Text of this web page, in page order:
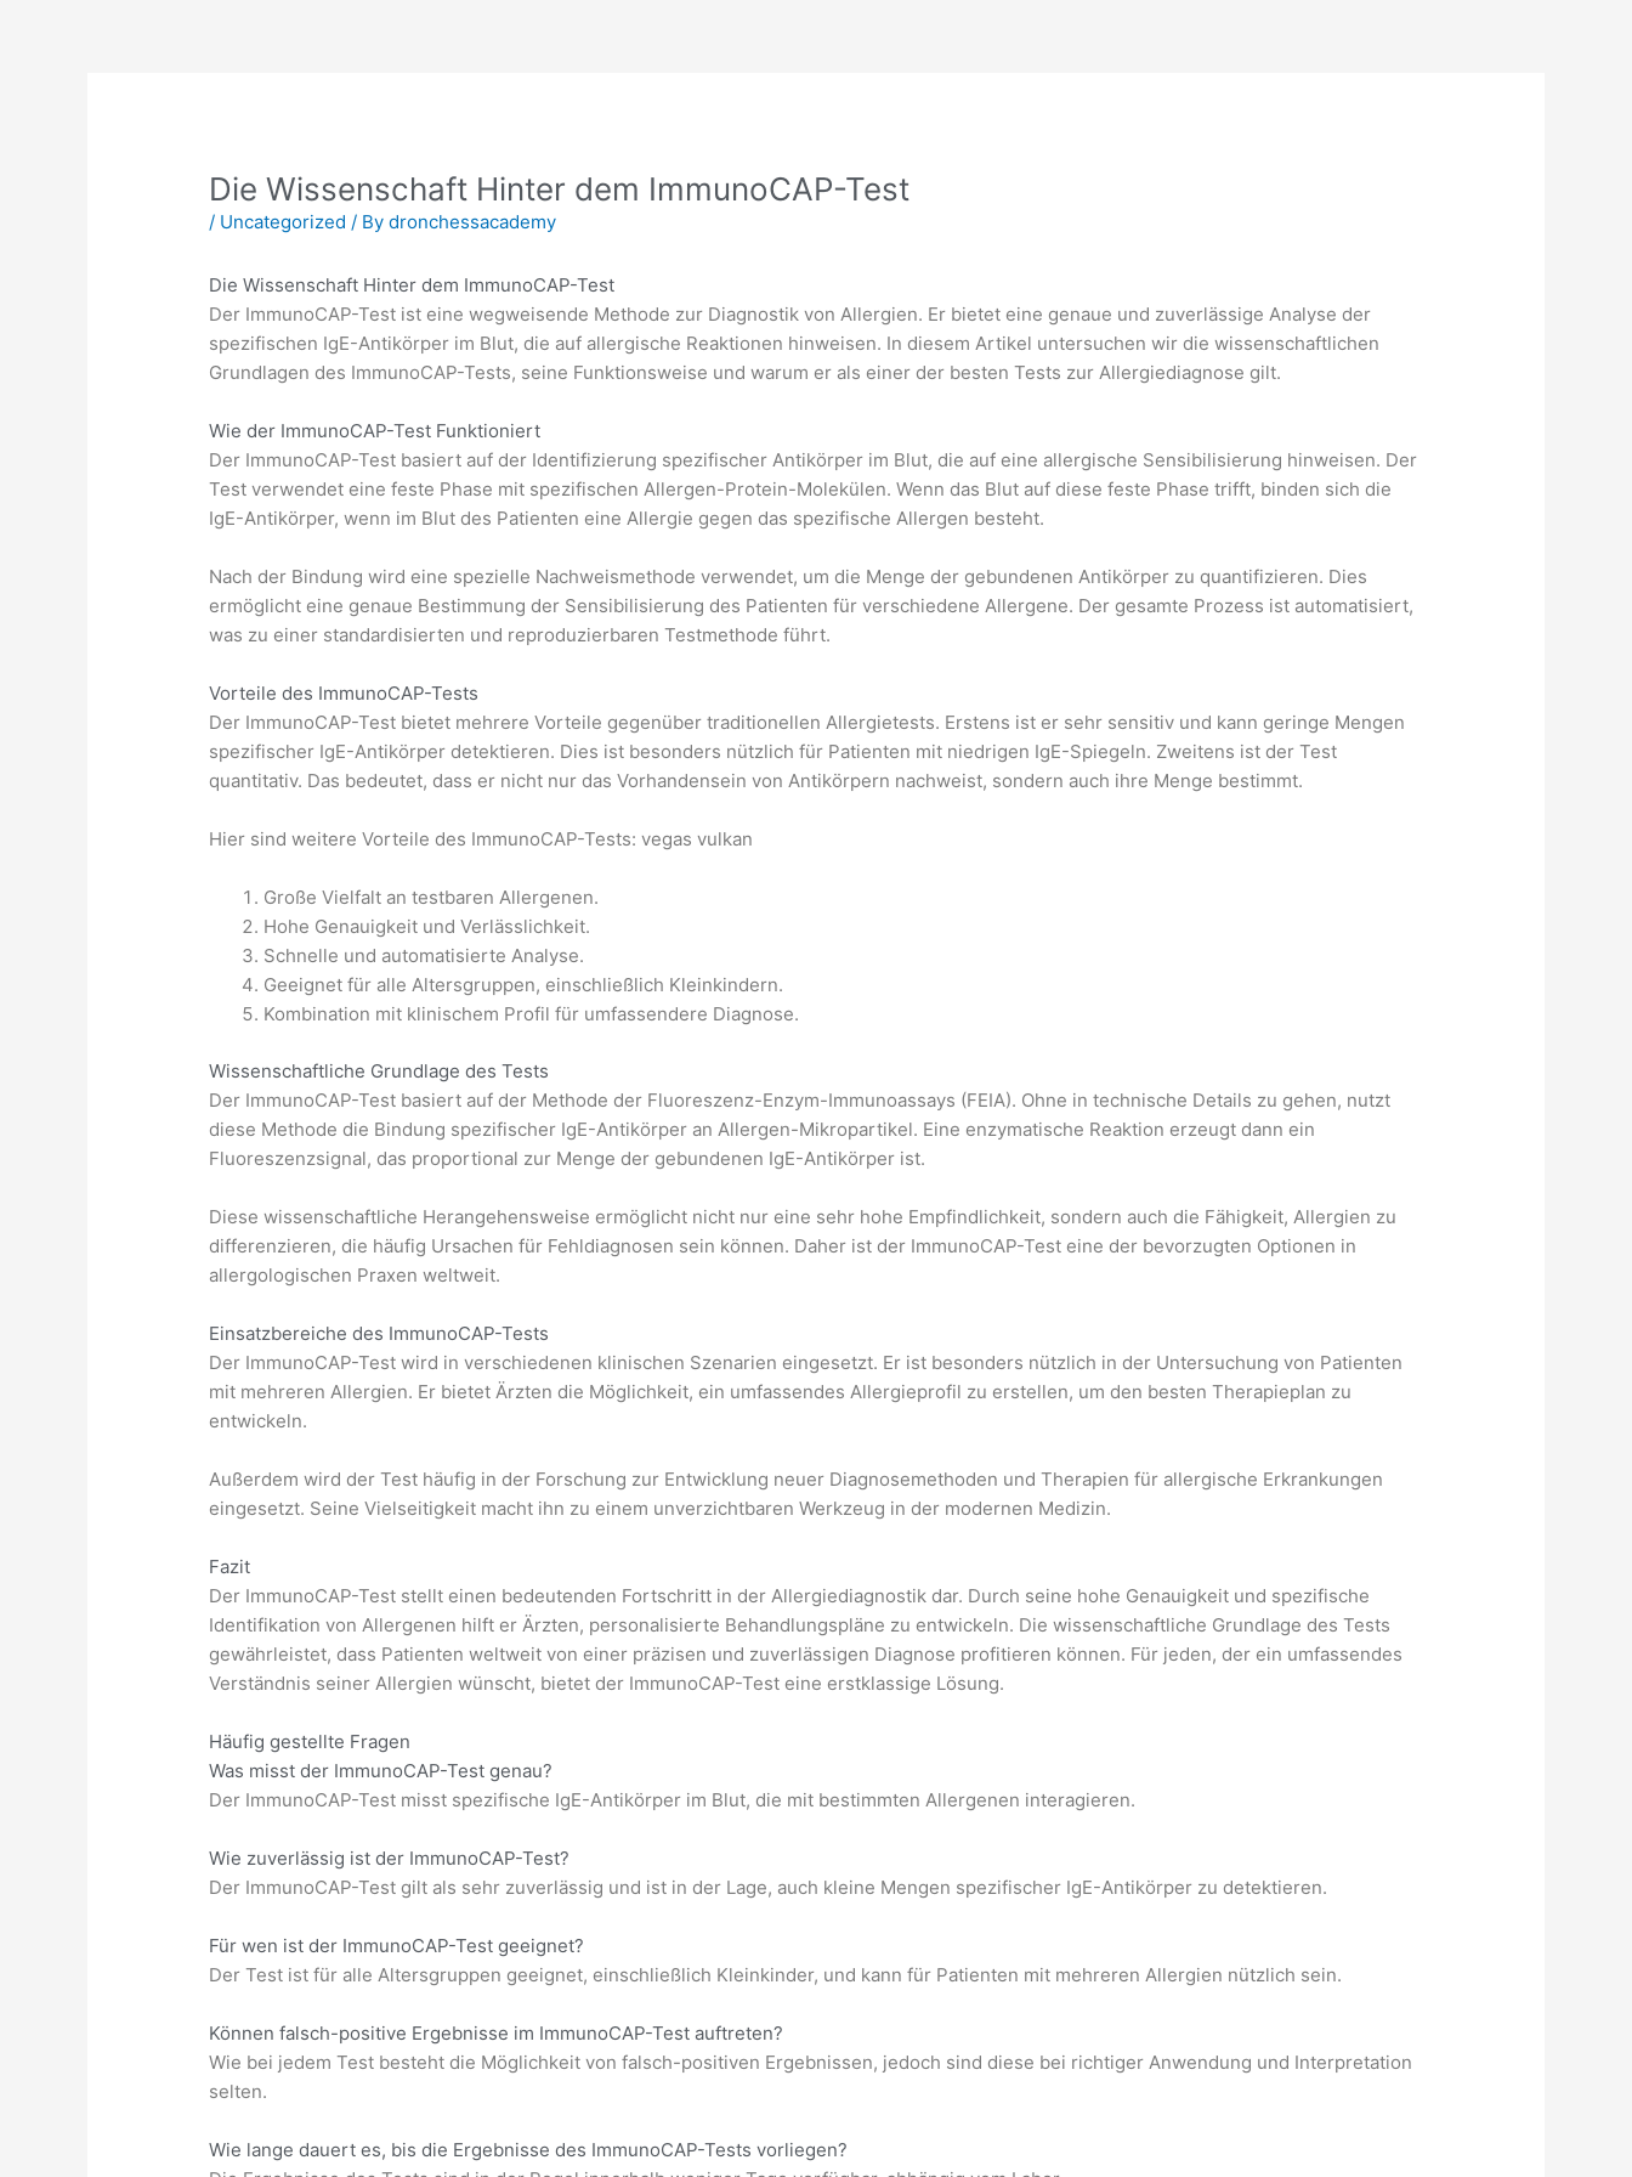
Die Wissenschaft Hinter dem ImmunoCAP-Test
/ Uncategorized / Bydronchessacademy
Die Wissenschaft Hinter dem ImmunoCAP-Test
Der ImmunoCAP-Test ist eine wegweisende Methode zur Diagnostik von Allergien. Er bietet eine genaue und zuverlässige Analyse der
spezifischen IgE-Antikörper im Blut, die auf allergische Reaktionen hinweisen. In diesem Artikel untersuchen wir die wissenschaftlichen
Grundlagen des ImmunoCAP-Tests, seine Funktionsweise und warum er als einer der besten Tests zur Allergiediagnose gilt.
Wie der ImmunoCAP-Test Funktioniert
Der ImmunoCAP-Test basiert auf der Identifizierung spezifischer Antikörper im Blut, die auf eine allergische Sensibilisierung hinweisen. Der
Test verwendet eine feste Phase mit spezifischen Allergen-Protein-Molekülen. Wenn das Blut auf diese feste Phase trifft, binden sich die
IgE-Antikörper, wenn im Blut des Patienten eine Allergie gegen das spezifische Allergen besteht.
Nach der Bindung wird eine spezielle Nachweismethode verwendet, um die Menge der gebundenen Antikörper zu quantifizieren. Dies
ermöglicht eine genaue Bestimmung der Sensibilisierung des Patienten für verschiedene Allergene. Der gesamte Prozess ist automatisiert,
was zu einer standardisierten und reproduzierbaren Testmethode führt.
Vorteile des ImmunoCAP-Tests
Der ImmunoCAP-Test bietet mehrere Vorteile gegenüber traditionellen Allergietests. Erstens ist er sehr sensitiv und kann geringe Mengen
spezifischer IgE-Antikörper detektieren. Dies ist besonders nützlich für Patienten mit niedrigen IgE-Spiegeln. Zweitens ist der Test
quantitativ. Das bedeutet, dass er nicht nur das Vorhandensein von Antikörpern nachweist, sondern auch ihre Menge bestimmt.
Hier sind weitere Vorteile des ImmunoCAP-Tests:vegas vulkan
Große Vielfalt an testbaren Allergenen.
Hohe Genauigkeit und Verlässlichkeit.
Schnelle und automatisierte Analyse.
Geeignet für alle Altersgruppen, einschließlich Kleinkindern.
Kombination mit klinischem Profil für umfassendere Diagnose.
Wissenschaftliche Grundlage des Tests
Der ImmunoCAP-Test basiert auf der Methode der Fluoreszenz-Enzym-Immunoassays (FEIA). Ohne in technische Details zu gehen, nutzt
diese Methode die Bindung spezifischer IgE-Antikörper an Allergen-Mikropartikel. Eine enzymatische Reaktion erzeugt dann ein
Fluoreszenzsignal, das proportional zur Menge der gebundenen IgE-Antikörper ist.
Diese wissenschaftliche Herangehensweise ermöglicht nicht nur eine sehr hohe Empfindlichkeit, sondern auch die Fähigkeit, Allergien zu
differenzieren, die häufig Ursachen für Fehldiagnosen sein können. Daher ist der ImmunoCAP-Test eine der bevorzugten Optionen in
allergologischen Praxen weltweit.
Einsatzbereiche des ImmunoCAP-Tests
Der ImmunoCAP-Test wird in verschiedenen klinischen Szenarien eingesetzt. Er ist besonders nützlich in der Untersuchung von Patienten
mit mehreren Allergien. Er bietet Ärzten die Möglichkeit, ein umfassendes Allergieprofil zu erstellen, um den besten Therapieplan zu
entwickeln.
Außerdem wird der Test häufig in der Forschung zur Entwicklung neuer Diagnosemethoden und Therapien für allergische Erkrankungen
eingesetzt. Seine Vielseitigkeit macht ihn zu einem unverzichtbaren Werkzeug in der modernen Medizin.
Fazit
Der ImmunoCAP-Test stellt einen bedeutenden Fortschritt in der Allergiediagnostik dar. Durch seine hohe Genauigkeit und spezifische
Identifikation von Allergenen hilft er Ärzten, personalisierte Behandlungspläne zu entwickeln. Die wissenschaftliche Grundlage des Tests
gewährleistet, dass Patienten weltweit von einer präzisen und zuverlässigen Diagnose profitieren können. Für jeden, der ein umfassendes
Verständnis seiner Allergien wünscht, bietet der ImmunoCAP-Test eine erstklassige Lösung.
Häufig gestellte Fragen
Was misst der ImmunoCAP-Test genau?
Der ImmunoCAP-Test misst spezifische IgE-Antikörper im Blut, die mit bestimmten Allergenen interagieren.
Wie zuverlässig ist der ImmunoCAP-Test?
Der ImmunoCAP-Test gilt als sehr zuverlässig und ist in der Lage, auch kleine Mengen spezifischer IgE-Antikörper zu detektieren.
Für wen ist der ImmunoCAP-Test geeignet?
Der Test ist für alle Altersgruppen geeignet, einschließlich Kleinkinder, und kann für Patienten mit mehreren Allergien nützlich sein.
Können falsch-positive Ergebnisse im ImmunoCAP-Test auftreten?
Wie bei jedem Test besteht die Möglichkeit von falsch-positiven Ergebnissen, jedoch sind diese bei richtiger Anwendung und Interpretation
selten.
Wie lange dauert es, bis die Ergebnisse des ImmunoCAP-Tests vorliegen?